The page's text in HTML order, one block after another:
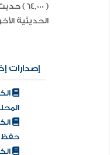
(
الحديثية
إصدارات
حفظ